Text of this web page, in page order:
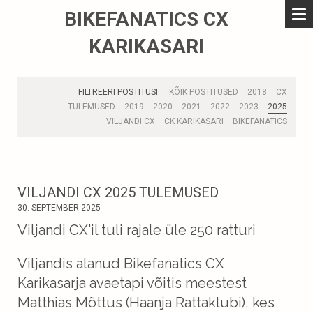
BIKEFANATICS CX
KARIKASARI
FILTREERI POSTITUSI: KÕIK POSTITUSED 2018
CX
TULEMUSED
2019 2020 2021 2022 2023
2025
VILJANDI CX
CK KARIKASARI BIKEFANATICS
VILJANDI CX 2025 TULEMUSED
30. SEPTEMBER 2025
Viljandi CX'il tuli rajale üle 250 ratturi
Viljandis alanud Bikefanatics CX
Karikasarja avaetapi võitis meestest
Matthias Mõttus (Haanja Rattaklubi), kes